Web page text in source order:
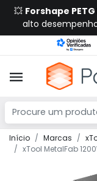
💥 Forshape
alto
Início Marcas
xTool MetalFab